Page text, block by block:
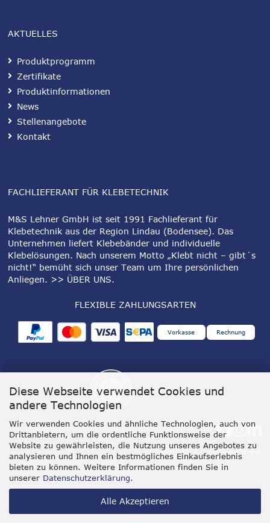
Diese Webseite verwendet Cookies und
andere Technologien
Wir verwenden Cookies und ähnliche Technologien, auch von
Drittanbietern, um die ordentliche Funktionsweise der
Website zu gewährleisten, die Nutzung unseres Angebotes zu
analysieren und Ihnen ein bestmögliches Einkaufserlebnis
bieten zu können. Weitere Informationen finden Sie in
unserer Datenschutzerklärung.
Alle Akzeptieren
FACHLIEFERANT FÜR KLEBETECHNIK
M&S Lehner GmbH ist seit 1991 Fachlieferant für
Klebetechnik aus der Region Lindau (Bodensee). Das
Unternehmen liefert Klebebänder und individuelle
Klebelösungen. Nach unserem Motto „Klebt nicht – gibt´s
nicht!“ bemüht sich unser Team um Ihre persönlichen
Anliegen. >> ÜBER UNS.
FLEXIBLE ZAHLUNGSARTEN
Vorkasse Rechnung
AKTUELLES
Produktprogramm
Zertifikate
Produktinformationen
News
Stellenangebote
Kontakt